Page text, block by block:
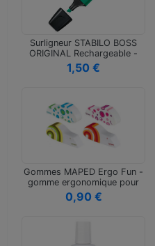
Surligneur STABILO BOSS
ORIGINAL Rechargeable -
Pointe…
1,50 €
Gommes MAPED Ergo Fun -
gomme ergonomique pour
écritur…
0,90 €